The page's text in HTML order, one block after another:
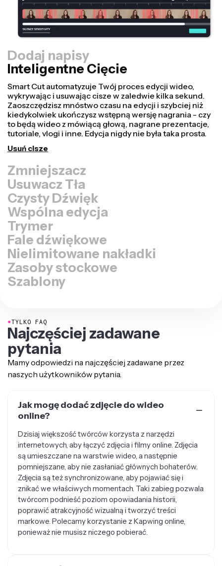
Dodaj napisy
Inteligentne Cięcie
Zmniejszacz
Przekształcaj filmy szybciej i sprawiaj, że wyglądają
bardziej profesjonalnie dzięki naszej funkcji Resize
Canvas! Wystarczy kilka kliknięć, aby wziąć jeden film i
dostosować go do odpowiedniego rozmiaru na każdej
innej platformie, czy to dla TikTok, YouTube, Instagram,
Twitter, Linkedin, czy gdziekolwiek indziej.
Usuwacz Tła
Czysty Dźwięk
Wspólna edycja
Trymer
Fale dźwiękowe
Nielimitowane nakładki
Zasoby stockowe
Szablony
●TYLKO FAQ
Najczęściej zadawane
pytania
Mamy odpowiedzi na najczęściej zadawane przez
naszych użytkowników pytania.
Jak mogę dodać zdjęcie do wideo
online?
Dzisiaj większość twórców korzysta z narzędzi
internetowych, aby łączyć zdjęcia i filmy online. Zdjęcia
są umieszczane na warstwie wideo, a następnie
pomniejszane, aby nie zasłaniać głównych bohaterów.
Zdjęcia są też synchronizowane, aby pojawiać się i
znikać we właściwych momentach. Taki zabieg pozwala
twórcom podnieść poziom opowiadania historii,
poprawić atrakcyjność wizualną i tworzyć treści
markowe. Polecamy korzystanie z Kapwing online,
ponieważ nie musisz niczego pobierać.